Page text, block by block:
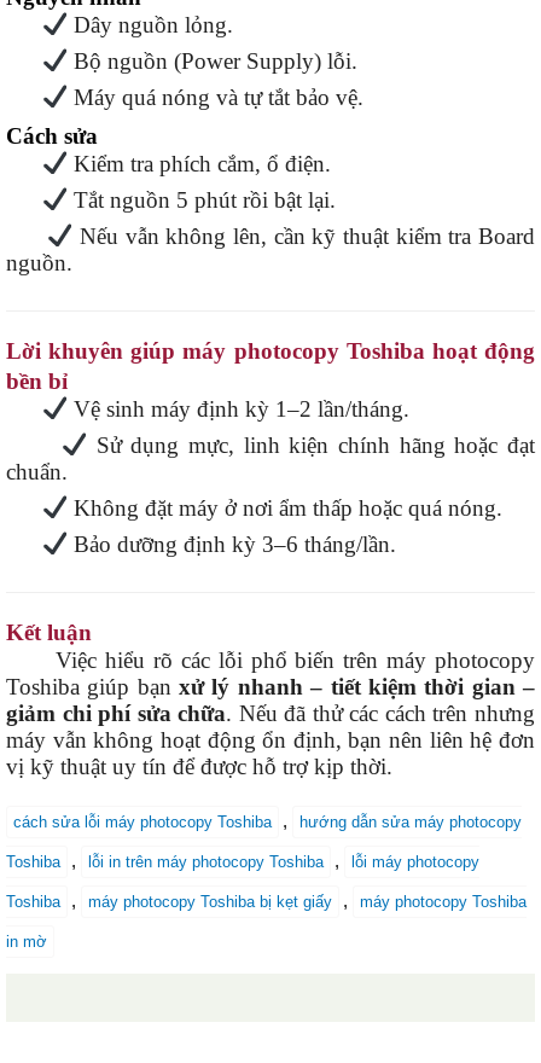
Dây nguồn lỏng.
Bộ nguồn (Power Supply) lỗi.
Máy quá nóng và tự tắt bảo vệ.
Cách sửa
Kiểm tra phích cắm, ổ điện.
Tắt nguồn 5 phút rồi bật lại.
Nếu vẫn không lên, cần kỹ thuật kiểm tra Board
nguồn.
Lời khuyên giúp máy photocopy Toshiba hoạt động
bền bỉ
Vệ sinh máy định kỳ 1–2 lần/tháng.
Sử dụng mực, linh kiện chính hãng hoặc đạt
chuẩn.
Không đặt máy ở nơi ẩm thấp hoặc quá nóng.
Bảo dưỡng định kỳ 3–6 tháng/lần.
Kết luận
Việc hiểu rõ các lỗi phổ biến trên máy photocopy
Toshiba giúp bạnxử lý nhanh – tiết kiệm thời gian –
giảm chi phí sửa chữa. Nếu đã thử các cách trên nhưng
máy vẫn không hoạt động ổn định, bạn nên liên hệ đơn
vị kỹ thuật uy tín để được hỗ trợ kịp thời.
cách sửa lỗi máy photocopy Toshiba , hướng dẫn sửa máy photocopy
Toshiba , lỗi in trên máy photocopy Toshiba , lỗi máy photocopy
Toshiba , máy photocopy Toshiba bị kẹt giấy , máy photocopy Toshiba
in mờ